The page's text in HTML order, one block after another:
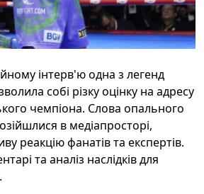
інтерв'ю одна з легенд
собі різку оцінку на адресу
чемпіона. Слова опального
в медіапросторі,
реакцію фанатів та експертів.
та аналіз наслідків для